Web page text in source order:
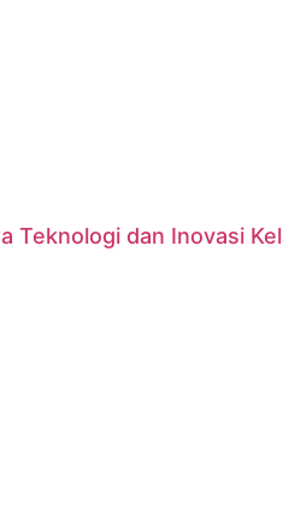
Teknologi dan Inovasi